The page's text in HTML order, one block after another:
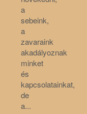
a
sebeink,
a
zavaraink
akadályoznak
minket
és
kapcsolatainkat,
de
a...